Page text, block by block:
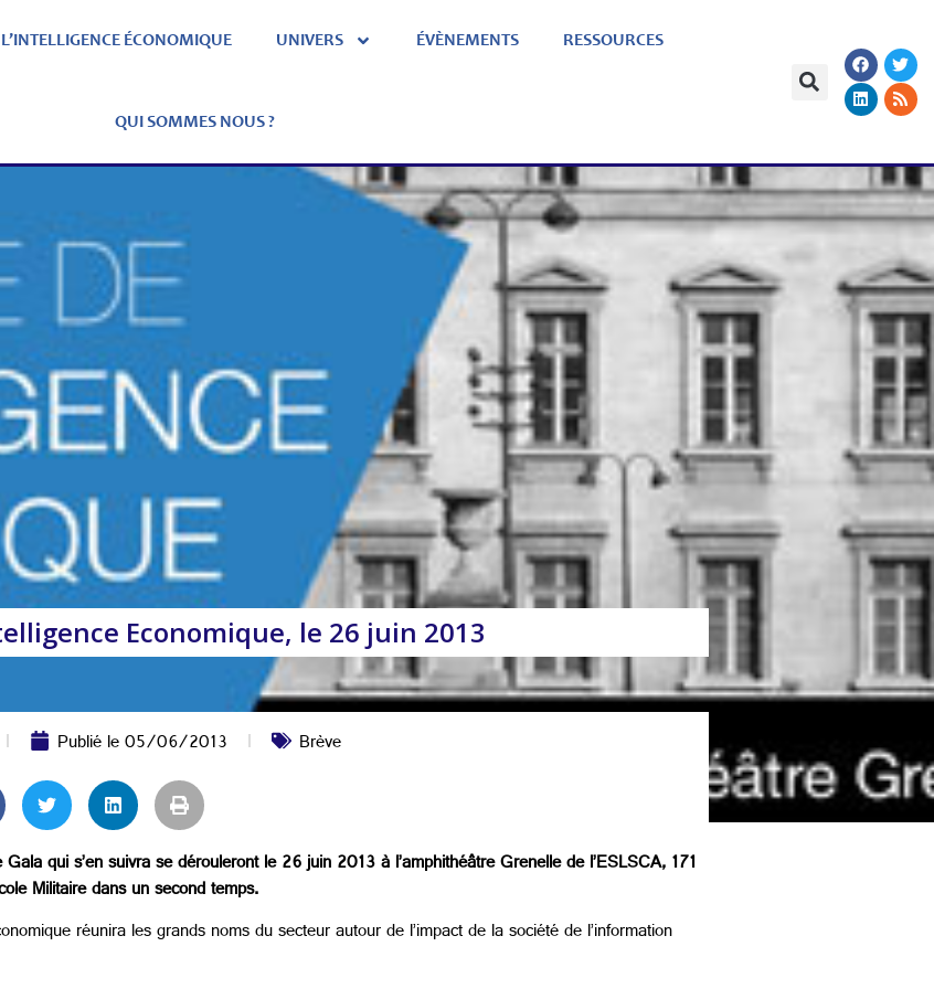
L’INTELLIGENCE ÉCONOMIQUE UNIVERS ÉVÈNEMENTS RESSOURCES
QUI SOMMES NOUS ?
Economique, le 26 juin 2013
Publié le05/06/2013 Brève
qui s’en suivra se dérouleront le 26 juin 2013 à l’amphithéâtre Grenelle de l’ESLSCA, 171
Militaire dans un second temps.
réunira les grands noms du secteur autour de l’impact de la société de l’information